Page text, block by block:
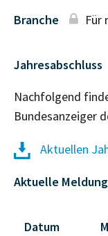
Branche Für
Jahresabschluss
Nachfolgend
Bundesanzeiger
Aktuellen
Aktuelle
Datum